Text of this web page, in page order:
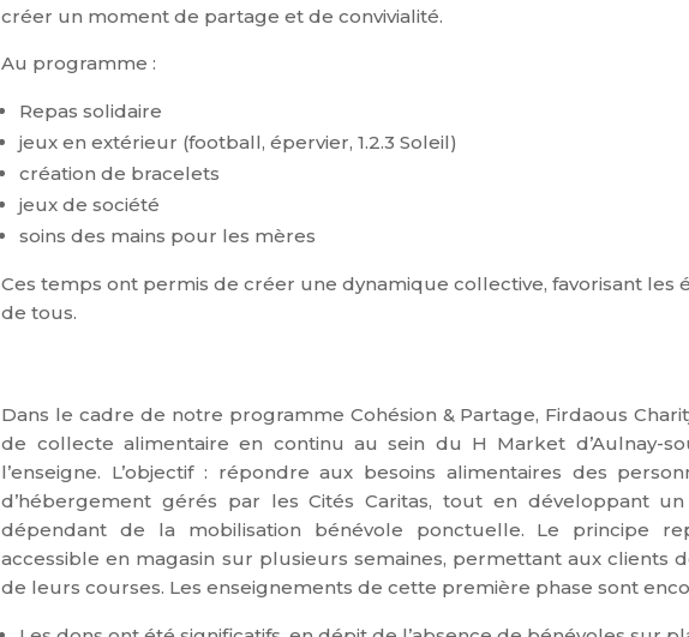
créer un moment de partage et de convivialité.
Au programme :
Repas solidaire
jeux en extérieur (football, épervier, 1.2.3 Soleil)
création de bracelets
jeux de société
soins des mains pour les mères
Ces temps ont permis de créer une dynamique collective, favorisant les
de tous.
Dans le cadre de notre programme Cohésion & Partage, Firdaous
de collecte alimentaire en continu au sein du H Market d’Aulnay-
l’enseigne. L’objectif : répondre aux besoins alimentaires des
d’hébergement gérés par les Cités Caritas, tout en développant
dépendant de la mobilisation bénévole ponctuelle. Le principe
accessible en magasin sur plusieurs semaines, permettant aux clients
de leurs courses. Les enseignements de cette première phase sont